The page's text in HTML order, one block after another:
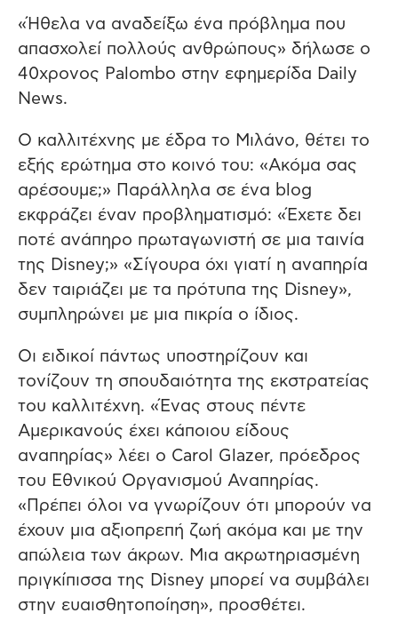
«Ήθελα να αναδείξω ένα πρόβλημα που
απασχολεί πολλούς ανθρώπους» δήλωσε ο
40χρονος Palombo στην εφημερίδα Daily
News.
Ο καλλιτέχνης με έδρα το Μιλάνο, θέτει το
εξής ερώτημα στο κοινό του: «Ακόμα σας
αρέσουμε;» Παράλληλα σε ένα blog
εκφράζει έναν προβληματισμό: «Έχετε δει
ποτέ ανάπηρο πρωταγωνιστή σε μια ταινία
της Disney;» «Σίγουρα όχι γιατί η αναπηρία
δεν ταιριάζει με τα πρότυπα της Disney»,
συμπληρώνει με μια πικρία ο ίδιος.
Οι ειδικοί πάντως υποστηρίζουν και
τονίζουν τη σπουδαιότητα της εκστρατείας
του καλλιτέχνη. «Ένας στους πέντε
Αμερικανούς έχει κάποιου είδους
αναπηρίας» λέει ο Carol Glazer, πρόεδρος
του Εθνικού Οργανισμού Αναπηρίας.
«Πρέπει όλοι να γνωρίζουν ότι μπορούν να
έχουν μια αξιοπρεπή ζωή ακόμα και με την
απώλεια των άκρων. Μια ακρωτηριασμένη
πριγκίπισσα της Disney μπορεί να συμβάλει
στην ευαισθητοποίηση», προσθέτει.